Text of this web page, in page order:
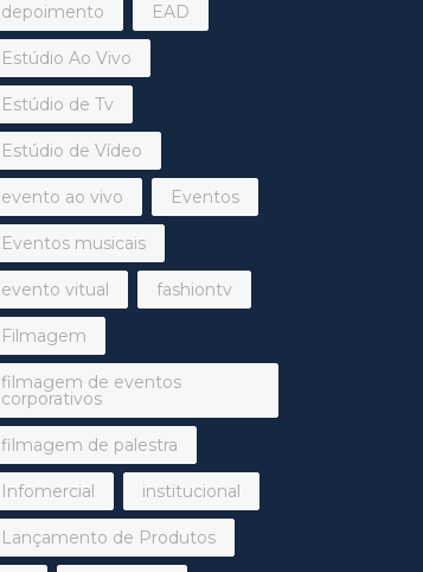
depoimento EAD
Estúdio Ao Vivo
Estúdio de Tv
Estúdio de Vídeo
evento ao vivo Eventos
Eventos musicais
evento vitual fashiontv
Filmagem
filmagem de eventos
corporativos
filmagem de palestra
Infomercial institucional
Lançamento de Produtos